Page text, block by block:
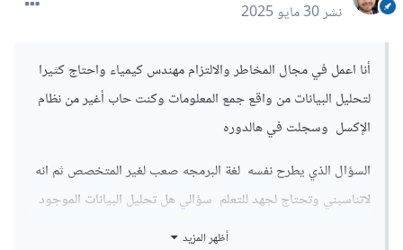
نشر30 مايو 2025
أنا اعمل في مجال المخاطر والالتزام مهندس كيمياء واحتاج كثيرا
لتحليل البيانات من واقع جمع المعلومات وكنت حاب أغير من نظام
الإكسل وسجلت في هالدوره
السؤال الذي يطرح نفسه لغة البرمجه صعب لغير المتخصص ثم انه
لاتناسبني وتحتاج لجهد للتعلم سؤالي هل تحليل البيانات الموجود
أظهر المزيد